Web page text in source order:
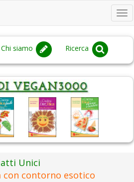
Chi siamo Ricerca
Unici
con contorno esotico